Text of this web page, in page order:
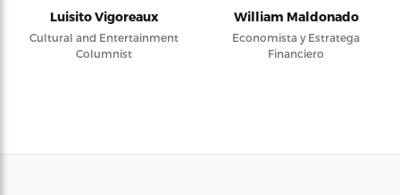
Luisito Vigoreaux
Cultural and Entertainment
Columnist
William Maldonado
Economista y Estratega
Financiero